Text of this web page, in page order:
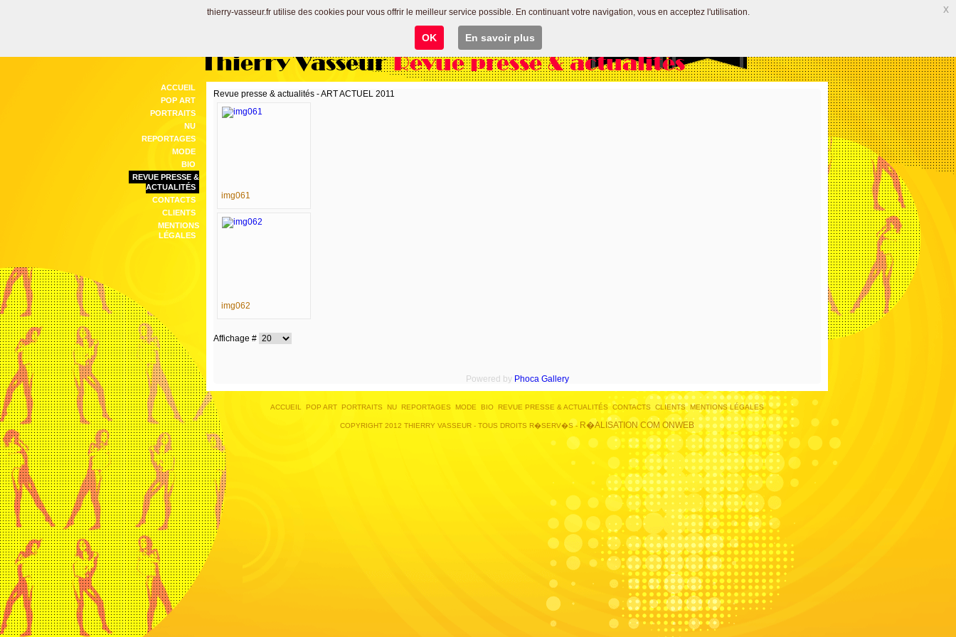
Thierry Vasseur Revue presse & actualités
ACCUEIL
POP ART
PORTRAITS
NU
REPORTAGES
MODE
BIO
REVUE PRESSE &
ACTUALITÉS
CONTACTS
CLIENTS
MENTIONS
LÉGALES
Revue presse & actualités - ART ACTUEL 2011
img061
img062
Affichage #
Powered by Phoca Gallery
ACCUEIL POP ART PORTRAITS NU REPORTAGES MODE BIO REVUE PRESSE & ACTUALITÉS CONTACTS CLIENTS MENTIONS LÉGALES
COPYRIGHT 2012 THIERRY VASSEUR - TOUS DROITS R�SERV�S - R�ALISATION COM ONWEB
thierry-vasseur.fr utilise des cookies pour vous offrir le meilleur service possible. En continuant votre navigation, vous en acceptez l'utilisation.
OK En savoir plus
x